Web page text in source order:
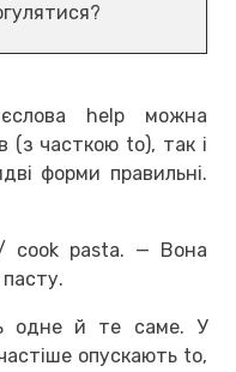
help можна
(з часткою to), так і
форми правильні.
cook pasta. — Вона
одне й те саме. У
опускають to,